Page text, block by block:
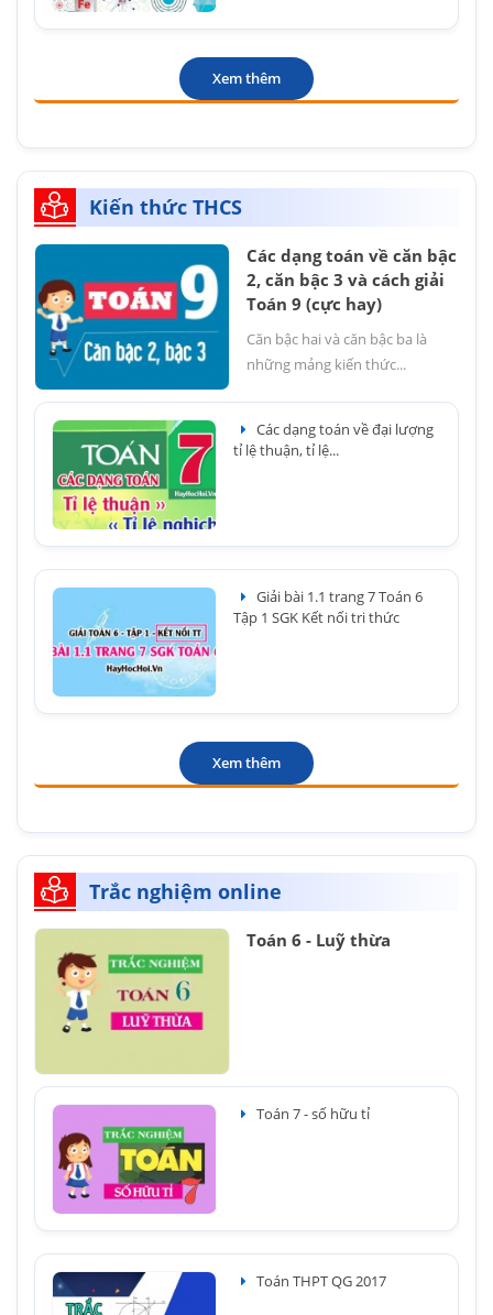
Xem thêm
Kiến thức THCS
Các dạng toán về căn bậc
2, căn bậc 3 và cách giải
Toán 9 (cực hay)
Căn bậc hai và căn bậc ba là
những mảng kiến thức...
Các dạng toán về đại lượng
tỉ lệ thuận, tỉ lệ...
Giải bài 1.1 trang 7 Toán 6
Tập 1 SGK Kết nối tri thức
Xem thêm
Trắc nghiệm online
Toán 6 - Luỹ thừa
Toán 7 - số hữu tỉ
Toán THPT QG 2017